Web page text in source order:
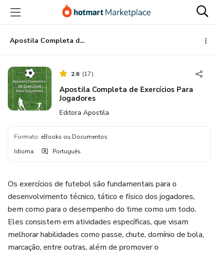
para
conteúdo
principal
para
pagamento
para
rodapé
Apostila Completa de Exercícios Para Jogadores
2.6 (17)
Apostila Completa de Exercícios Para
Jogadores
Editora Apostila
Formato: eBooks ou Documentos
Idioma: Português
Os exercícios de futebol são fundamentais para o
desenvolvimento técnico, tático e físico dos jogadores,
bem como para o desempenho do time como um todo.
Eles consistem em atividades específicas, que visam
melhorar habilidades como passe, chute, domínio de bola,
marcação, entre outras, além de promover o